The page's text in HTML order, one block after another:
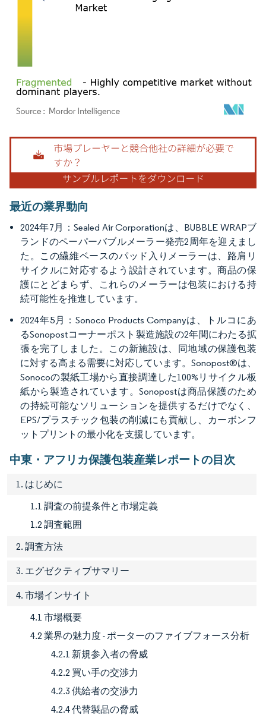
画像 © Mordor Intelligence。再利用にはCC BY 4.0の表示が必要です。
最近の業界動向
2024年7月：Sealed Air Corporationは、BUBBLE WRAPブ
ランドのペーパーバブルメーラー発売2周年を迎えまし
た。この繊維ベースのパッド入りメーラーは、路肩リ
サイクルに対応するよう設計されています。商品の保
護にとどまらず、これらのメーラーは包装における持
続可能性を推進しています。
2024年5月：Sonoco Products Companyは、トルコにあ
るSonopostコーナーポスト製造施設の2年間にわたる拡
張を完了しました。この新施設は、同地域の保護包装
に対する高まる需要に対応しています。Sonopost®は、
Sonocoの製紙工場から直接調達した100%リサイクル板
紙から製造されています。Sonopostは商品保護のため
の持続可能なソリューションを提供するだけでなく、
EPS/プラスチック包装の削減にも貢献し、カーボンフ
ットプリントの最小化を支援しています。
中東・アフリカ保護包装産業レポートの目次
1. はじめに
1.1 調査の前提条件と市場定義
1.2 調査範囲
2. 調査方法
3. エグゼクティブサマリー
4. 市場インサイト
4.1 市場概要
4.2 業界の魅力度 - ポーターのファイブフォース分析
4.2.1 新規参入者の脅威
4.2.2 買い手の交渉力
4.2.3 供給者の交渉力
4.2.4 代替製品の脅威